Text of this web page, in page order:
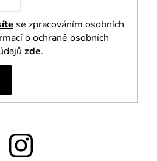
se zpracováním osobních
o ochraně osobních
zde.